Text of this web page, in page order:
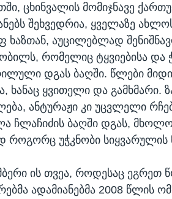
ცხინვალის მომიჯნავე
შეხვედრია, ყველაზე
ხაზთან, აუცილებლად
რომელიც ტყვიებისა და
დგას ბაღში. წლები
ხანაც ყვითელი და
ანტურაჟი კი უცვლელი
ჩლაჩიძის ბაღში დგას,
როგორც უჭკნობი სიყვარულის
ის თვეა, როდესაც ეგრეთ
ადამიანებმა 2008 წლის